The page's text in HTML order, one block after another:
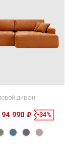
диван
94 990 ₽ -34%